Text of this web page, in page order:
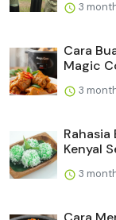
3
Cara
Magic
3
Kenyal
3